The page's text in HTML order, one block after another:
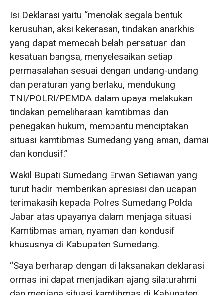
Isi Deklarasi yaitu “menolak segala bentuk
kerusuhan, aksi kekerasan, tindakan anarkhis
yang dapat memecah belah persatuan dan
kesatuan bangsa, menyelesaikan setiap
permasalahan sesuai dengan undang-undang
dan peraturan yang berlaku, mendukung
TNI/POLRI/PEMDA dalam upaya melakukan
tindakan pemeliharaan kamtibmas dan
penegakan hukum, membantu menciptakan
situasi kamtibmas Sumedang yang aman, damai
dan kondusif.”
Wakil Bupati Sumedang Erwan Setiawan yang
turut hadir memberikan apresiasi dan ucapan
terimakasih kepada Polres Sumedang Polda
Jabar atas upayanya dalam menjaga situasi
Kamtibmas aman, nyaman dan kondusif
khususnya di Kabupaten Sumedang.
“Saya berharap dengan di laksanakan deklarasi
ormas ini dapat menjadikan ajang silaturahmi